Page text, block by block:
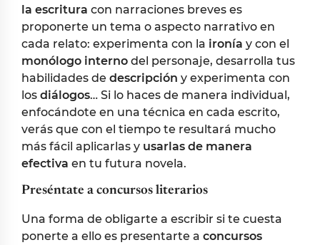
la escritura con narraciones breves es
proponerte un tema o aspecto narrativo en
cada relato: experimenta con la ironía y con el
monólogo interno del personaje, desarrolla tus
habilidades de descripción y experimenta con
los diálogos… Si lo haces de manera individual,
enfocándote en una técnica en cada escrito,
verás que con el tiempo te resultará mucho
más fácil aplicarlas y usarlas de manera
efectiva en tu futura novela.
Preséntate a concursos literarios
Una forma de obligarte a escribir si te cuesta
ponerte a ello es presentarte a concursos